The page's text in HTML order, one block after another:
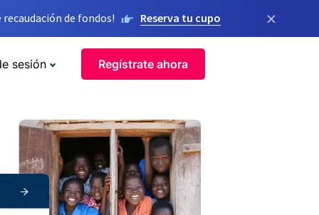
de fondos! Reserva tu cupo ×
sesión Regístrate ahora